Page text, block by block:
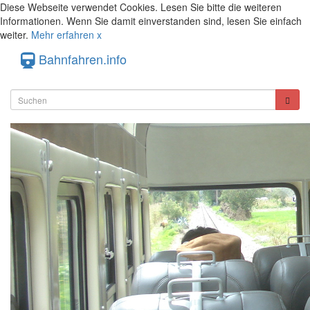
Diese Webseite verwendet Cookies. Lesen Sie bitte die weiteren
Informationen. Wenn Sie damit einverstanden sind, lesen Sie einfach
weiter. Mehr erfahren x
Bahnfahren.info